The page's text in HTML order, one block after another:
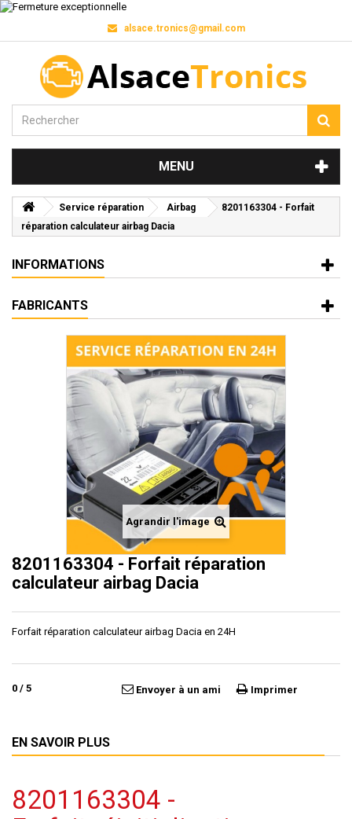
alsace.tronics@gmail.com
MENU
Service réparation Airbag
8201163304 - Forfait
réparation calculateur airbag Dacia
INFORMATIONS
FABRICANTS
Agrandir l'image
8201163304 - Forfait réparation
calculateur airbag Dacia
Forfait réparation calculateur airbag Dacia en 24H
0 / 5 Envoyer à un ami Imprimer
EN SAVOIR PLUS
8201163304 -